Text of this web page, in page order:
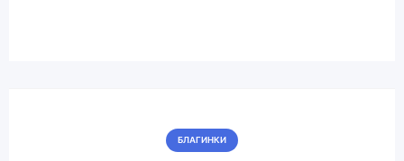
БЛАГИНКИ